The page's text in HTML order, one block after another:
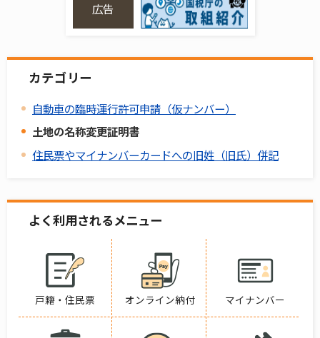
広告
カテゴリー
自動車の臨時運行許可申請（仮ナンバー）
土地の名称変更証明書
住民票やマイナンバーカードへの旧姓（旧氏）併記
よく利用されるメニュー
戸籍・住民票 オンライン納付 マイナンバー